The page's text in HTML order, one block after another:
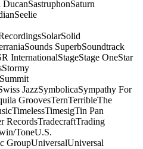
DucanSastruphonSaturn
Seelie
SolarSolid
Sounds SuperbSoundtrack
InternationalStageStage OneStar
Stormy
Summit
JazzSymbolicaSympathy For
GroovesTernTerribleThe
TimelessTimesigTin Pan
RecordsTradecraftTrading
ToneU.S.
GroupUniversalUniversal